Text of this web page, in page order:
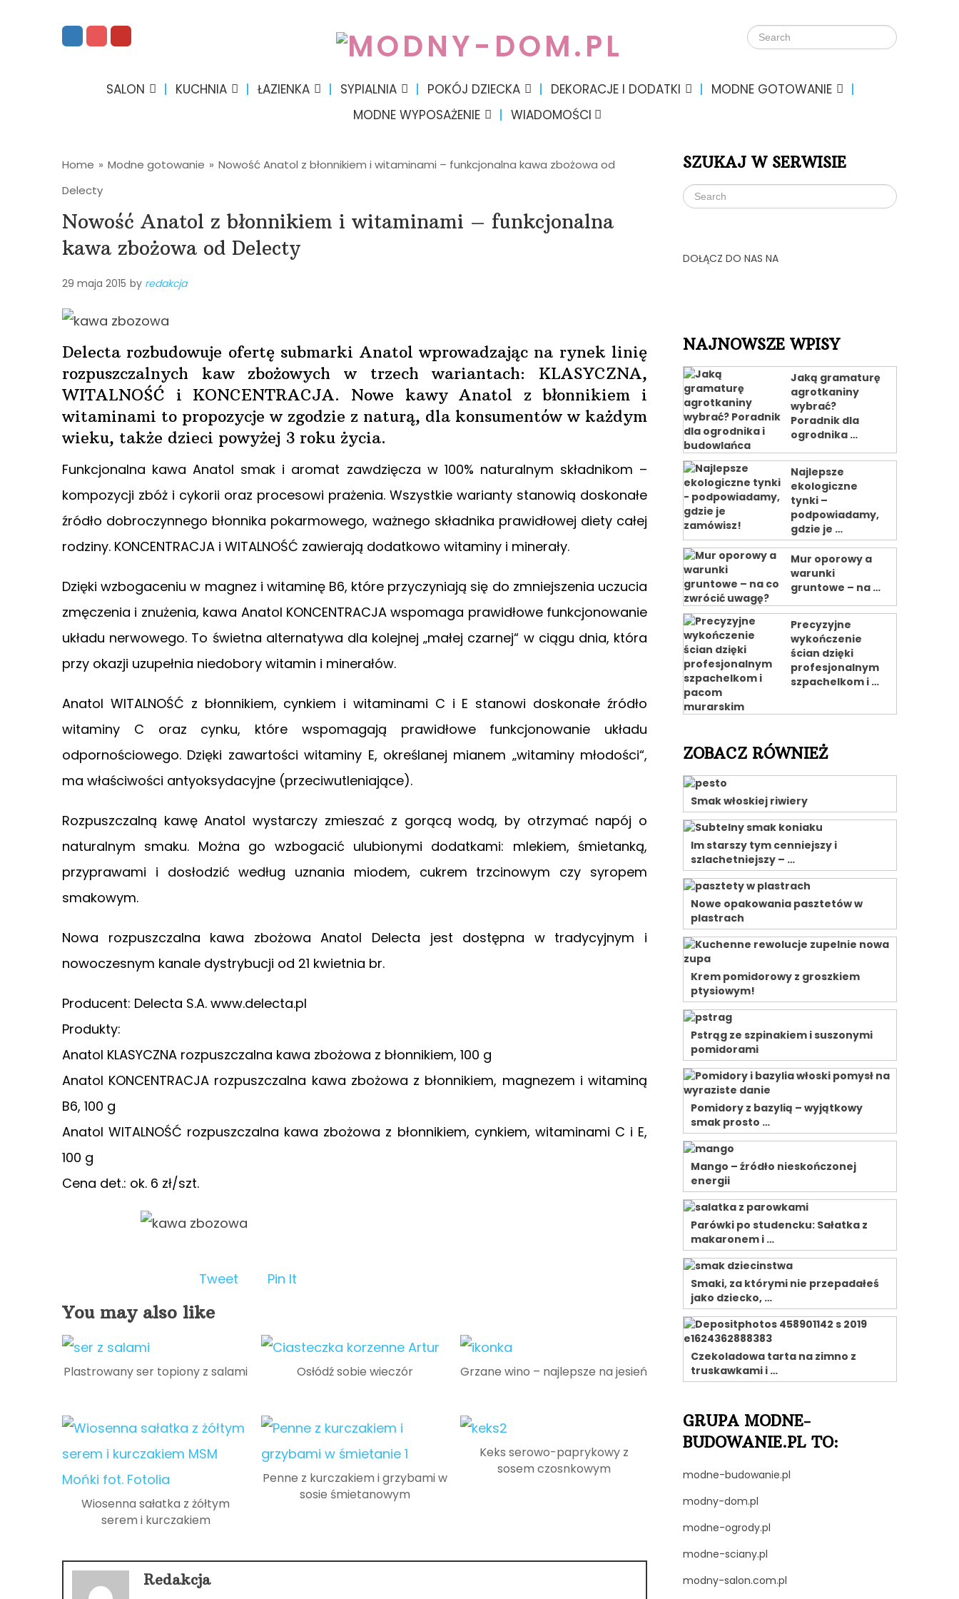
SALON KUCHNIA ŁAZIENKA SYPIALNIA POKÓJ DZIECKA DEKORACJE I DODATKI
MODNE GOTOWANIE
MODNE WYPOSAŻENIE
WIADOMOŚCI
Home » Modne gotowanie » Nowość Anatol z błonnikiem i witaminami – funkcjonalna kawa zbożowa od
Delecty
Nowość Anatol z błonnikiem i witaminami – funkcjonalna
kawa zbożowa od Delecty
29 maja 2015 by redakcja
Delecta rozbudowuje ofertę submarki Anatol wprowadzając na rynek linię
rozpuszczalnych kaw zbożowych w trzech wariantach: KLASYCZNA,
WITALNOŚĆ i KONCENTRACJA. Nowe kawy Anatol z błonnikiem i
witaminami to propozycje w zgodzie z naturą, dla konsumentów w każdym
wieku, także dzieci powyżej 3 roku życia.
Funkcjonalna kawa Anatol smak i aromat zawdzięcza w 100% naturalnym składnikom –
kompozycji zbóż i cykorii oraz procesowi prażenia. Wszystkie warianty stanowią doskonałe
źródło dobroczynnego błonnika pokarmowego, ważnego składnika prawidłowej diety całej
rodziny. KONCENTRACJA i WITALNOŚĆ zawierają dodatkowo witaminy i minerały.
Dzięki wzbogaceniu w magnez i witaminę B6, które przyczyniają się do zmniejszenia uczucia
zmęczenia i znużenia, kawa Anatol KONCENTRACJA wspomaga prawidłowe funkcjonowanie
układu nerwowego. To świetna alternatywa dla kolejnej „małej czarnej“ w ciągu dnia, która
przy okazji uzupełnia niedobory witamin i minerałów.
Anatol WITALNOŚĆ z błonnikiem, cynkiem i witaminami C i E stanowi doskonałe źródło
witaminy C oraz cynku, które wspomagają prawidłowe funkcjonowanie układu
odpornościowego. Dzięki zawartości witaminy E, określanej mianem „witaminy młodości“,
ma właściwości antyoksydacyjne (przeciwutleniające).
Rozpuszczalną kawę Anatol wystarczy zmieszać z gorącą wodą, by otrzymać napój o
naturalnym smaku. Można go wzbogacić ulubionymi dodatkami: mlekiem, śmietanką,
przyprawami i dosłodzić według uznania miodem, cukrem trzcinowym czy syropem
smakowym.
Nowa rozpuszczalna kawa zbożowa Anatol Delecta jest dostępna w tradycyjnym i
nowoczesnym kanale dystrybucji od 21 kwietnia br.
Producent: Delecta S.A. www.delecta.pl
Produkty:
Anatol KLASYCZNA rozpuszczalna kawa zbożowa z błonnikiem, 100 g
Anatol KONCENTRACJA rozpuszczalna kawa zbożowa z błonnikiem, magnezem i witaminą
B6, 100 g
Anatol WITALNOŚĆ rozpuszczalna kawa zbożowa z błonnikiem, cynkiem, witaminami C i E,
100 g
Cena det.: ok. 6 zł/szt.
Tweet Pin It
You may also like
Plastrowany ser topiony z salami Osłódź sobie wieczór Grzane wino – najlepsze na jesień
Wiosenna sałatka z żółtym
serem i kurczakiem
Penne z kurczakiem i grzybami w
sosie śmietanowym
Keks serowo-paprykowy z
sosem czosnkowym
Redakcja
SZUKAJ W SERWISIE
DOŁĄCZ DO NAS NA
NAJNOWSZE WPISY
Jaką gramaturę
agrotkaniny
wybrać?
Poradnik dla
ogrodnika …
Najlepsze
ekologiczne
tynki –
podpowiadamy,
gdzie je …
Mur oporowy a
warunki
gruntowe – na …
Precyzyjne
wykończenie
ścian dzięki
profesjonalnym
szpachelkom i …
ZOBACZ RÓWNIEŻ
Smak włoskiej riwiery
Im starszy tym cenniejszy i
szlachetniejszy – …
Nowe opakowania pasztetów w
plastrach
Krem pomidorowy z groszkiem
ptysiowym!
Pstrąg ze szpinakiem i suszonymi
pomidorami
Pomidory z bazylią – wyjątkowy
smak prosto …
Mango – źródło nieskończonej
energii
Parówki po studencku: Sałatka z
makaronem i …
Smaki, za którymi nie przepadałeś
jako dziecko, …
Czekoladowa tarta na zimno z
truskawkami i …
GRUPA MODNE-
BUDOWANIE.PL TO:
modne-budowanie.pl
modny-dom.pl
modne-ogrody.pl
modne-sciany.pl
modny-salon.com.pl